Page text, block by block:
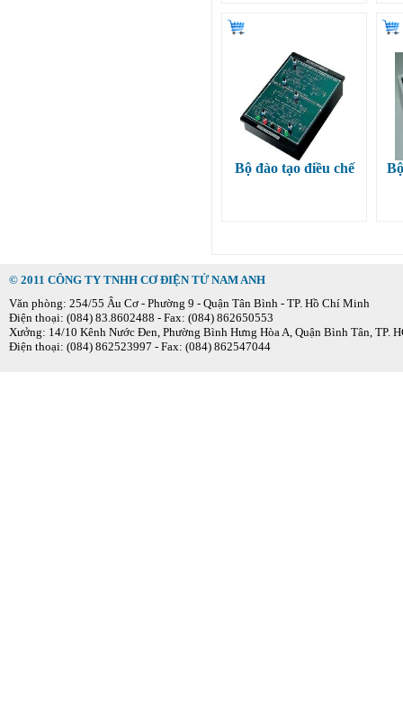
Bộ đào tạo điều chế
© 2011 CÔNG TY TNHH CƠ ĐIỆN TỬ NAM ANH
Văn phòng: 254/55 Âu Cơ - Phường 9 - Quận Tân Bình - TP. Hồ Chí Minh
Điện thoại: (084) 83.8602488 - Fax: (084) 862650553
Xưởng: 14/10 Kênh Nước Đen, Phường Bình Hưng Hòa A, Quận Bình Tân, TP.
Điện thoại: (084) 862523997 - Fax: (084) 862547044